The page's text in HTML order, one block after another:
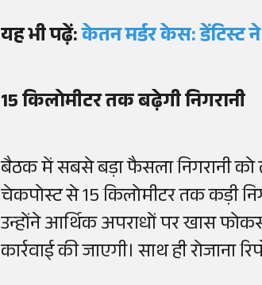
यह भी पढ़ें:केतन मर्डर केस: डेंटिस्ट
15 किलोमीटर तक बढ़ेगी निगरानी
बैठक में सबसे बड़ा फैसला निगरानी
चेकपोस्ट से 15 किलोमीटर तक कड़ी
उन्होंने आर्थिक अपराधों पर खास
कार्रवाई की जाएगी। साथ ही रोजाना